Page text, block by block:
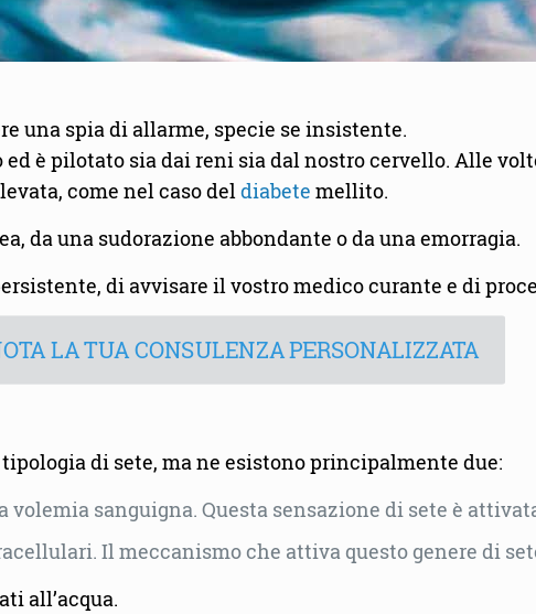
una spia di allarme, specie se insistente.
è pilotato sia dai reni sia dal nostro cervello. Alle
come nel caso deldiabete mellito.
da una sudorazione abbondante o da una emorragia.
di avvisare il vostro medico curante e di
LA TUA CONSULENZA PERSONALIZZATA
di sete, ma ne esistono principalmente due:
sanguigna. Questa sensazione di sete è
Il meccanismo che attiva questo genere di
all’acqua.